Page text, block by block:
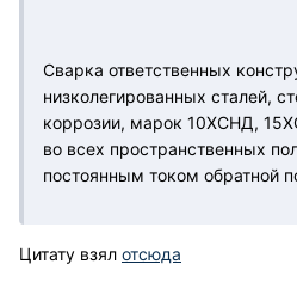
Сварка ответственных
низколегированных сталей,
коррозии, марок 10ХСНД,
во всех пространственных
постоянным током обратной
Цитату взял отсюда